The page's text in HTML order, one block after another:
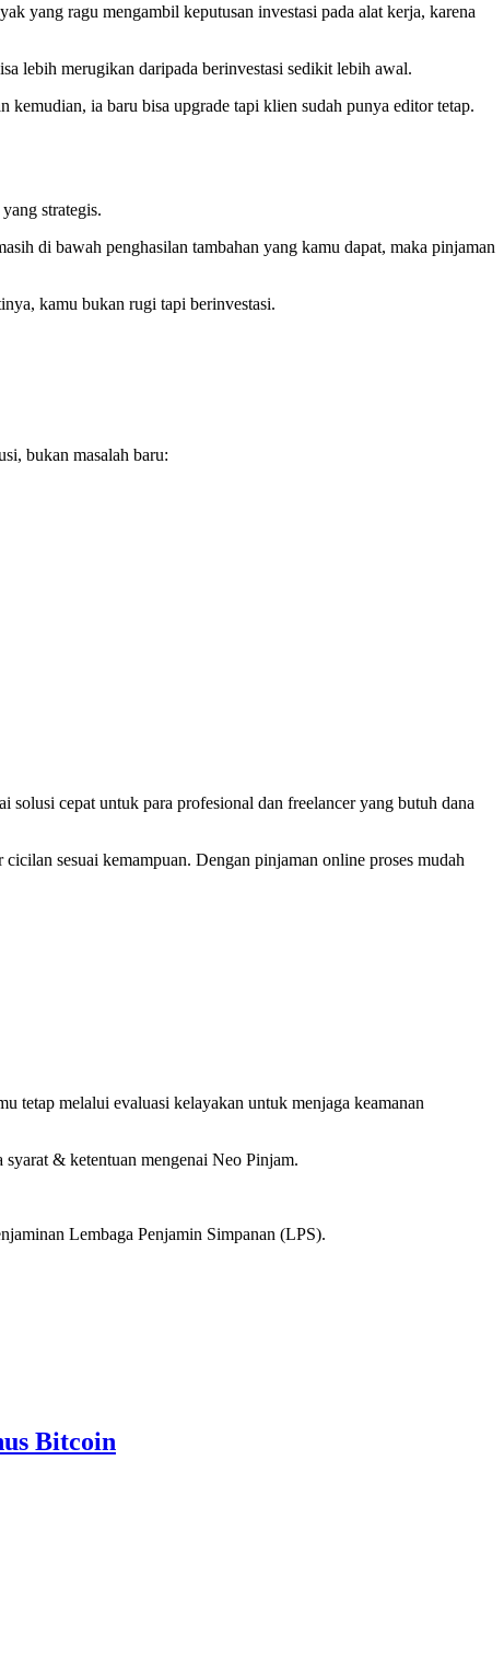
yang ragu mengambil keputusan investasi pada alat kerja, karena
lebih merugikan daripada berinvestasi sedikit lebih awal.
ia baru bisa upgrade tapi klien sudah punya editor tetap.
strategis.
di bawah penghasilan tambahan yang kamu dapat, maka pinjaman
kamu bukan rugi tapi berinvestasi.
bukan masalah baru:
cepat untuk para profesional dan freelancer yang butuh dana
sesuai kemampuan. Dengan pinjaman online proses mudah
tetap melalui evaluasi kelayakan untuk menjaga keamanan
& ketentuan mengenai Neo Pinjam.
Lembaga Penjamin Simpanan (LPS).
Bitcoin